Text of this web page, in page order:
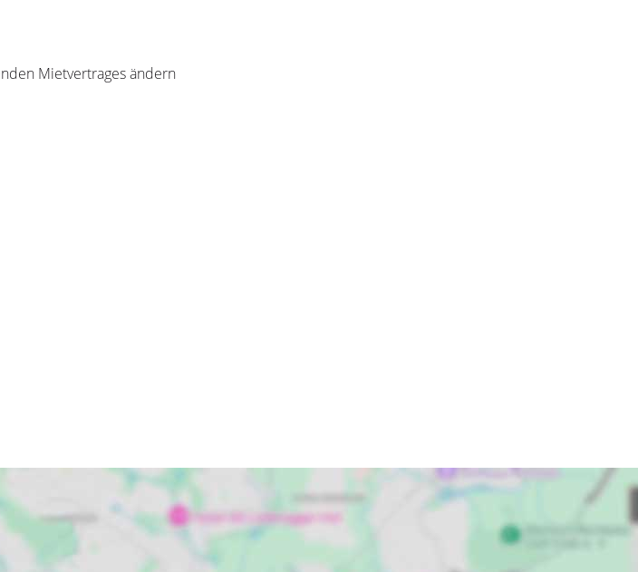
Mietvertrages ändern